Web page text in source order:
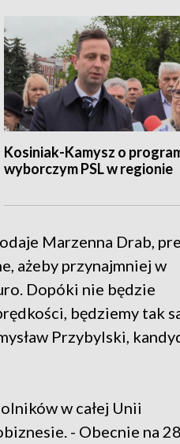
Kosiniak-Kamysz o
wyborczym PSL w regionie
Marzenna Drab,
ażeby przynajmniej w
Dopóki nie będzie
będziemy tak
Przybylski,
w całej Unii
- Obecnie na 28